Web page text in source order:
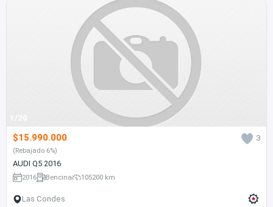
1/20
$15.990.000 3
(Rebajado 6%)
AUDI Q5 2016
2016 Bencina 105200 km
Las Condes